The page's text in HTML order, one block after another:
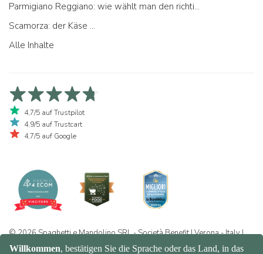
Parmigiano Reggiano: wie wählt man den richtigen aus
Scamorza: der Käse ...
Alle Inhalte
4,7/5 auf Trustpilot
4,9/5 auf Trustcart
4,7/5 auf Google
© 2026 Spaghetti e Mandolino SRL - Società Benefit | Verona - Italy |
+39 351 865 9444 | P.I. IT04913730232 | Certificazione BIO: IT-BIO-